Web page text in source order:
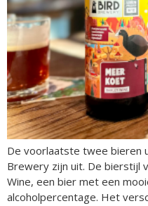
De voorlaatste twee bieren
Brewery zijn uit. De bierstijl
Wine, een bier met een
alcoholpercentage. Het